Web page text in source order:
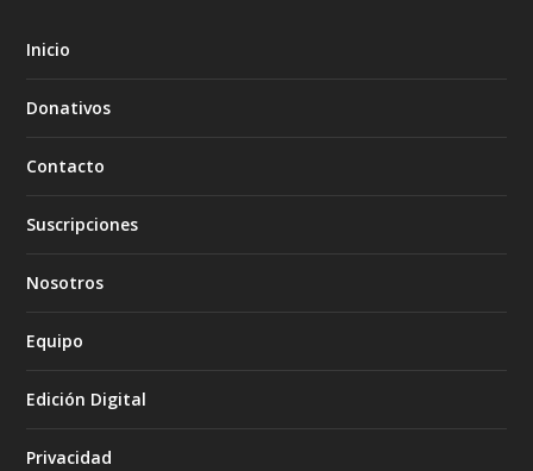
Inicio
Donativos
Contacto
Suscripciones
Nosotros
Equipo
Edición Digital
Privacidad